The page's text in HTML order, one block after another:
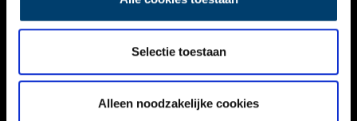
Selectie toestaan
Alleen noodzakelijke cookies
Volg ONH op social media